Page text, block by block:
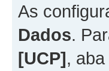
As
Dados.
[UCP], aba